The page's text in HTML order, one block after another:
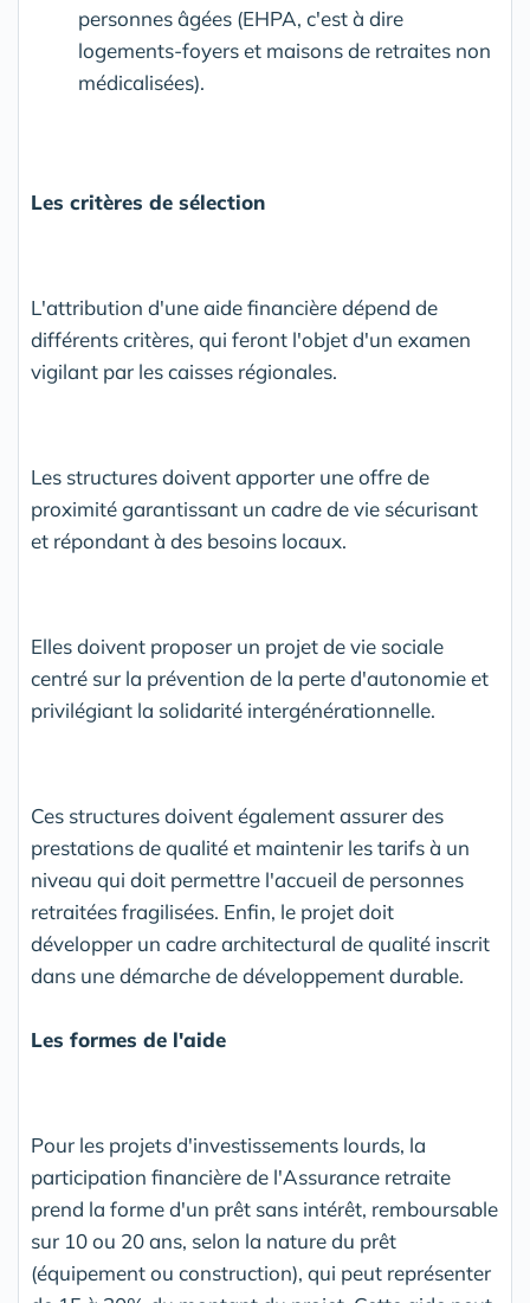
personnes âgées (EHPA, c'est à dire
logements-foyers et maisons de retraites non
médicalisées).
Les critères de sélection
L'attribution d'une aide financière dépend de
différents critères, qui feront l'objet d'un examen
vigilant par les caisses régionales.
Les structures doivent apporter une offre de
proximité garantissant un cadre de vie sécurisant
et répondant à des besoins locaux.
Elles doivent proposer un projet de vie sociale
centré sur la prévention de la perte d'autonomie et
privilégiant la solidarité intergénérationnelle.
Ces structures doivent également assurer des
prestations de qualité et maintenir les tarifs à un
niveau qui doit permettre l'accueil de personnes
retraitées fragilisées. Enfin, le projet doit
développer un cadre architectural de qualité inscrit
dans une démarche de développement durable.
Les formes de l'aide
Pour les projets d'investissements lourds, la
participation financière de l'Assurance retraite
prend la forme d'un prêt sans intérêt, remboursable
sur 10 ou 20 ans, selon la nature du prêt
(équipement ou construction), qui peut représenter